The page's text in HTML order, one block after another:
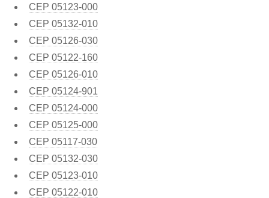
CEP 05123-000
CEP 05132-010
CEP 05126-030
CEP 05122-160
CEP 05126-010
CEP 05124-901
CEP 05124-000
CEP 05125-000
CEP 05117-030
CEP 05132-030
CEP 05123-010
CEP 05122-010